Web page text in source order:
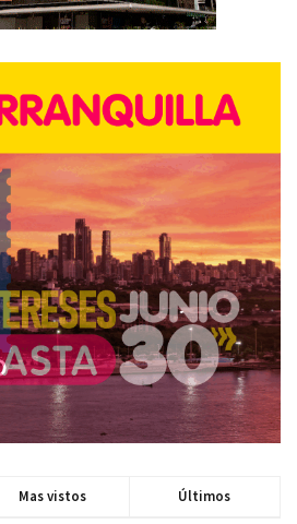
Mas vistos Últimos